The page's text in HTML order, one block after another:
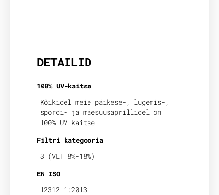
DETAILID
100% UV-kaitse
Kõikidel meie päikese-, lugemis-,
spordi- ja mäesuusaprillidel on
100% UV-kaitse
Filtri kategooria
3 (VLT 8%-18%)
EN ISO
12312-1:2013